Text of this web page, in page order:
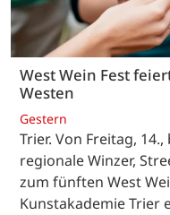
West Wein Fest
Westen
Gestern
Trier. Von Freitag,
regionale Winzer,
zum fünften West
Kunstakademie Trier